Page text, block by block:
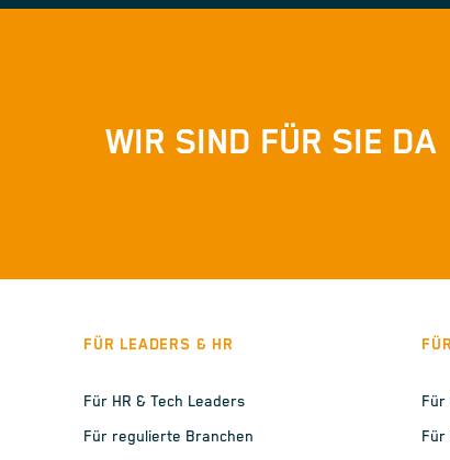
WIR SIND FÜR SIE DA
FÜR LEADERS & HR
Für HR & Tech Leaders
Für regulierte Branchen
Für